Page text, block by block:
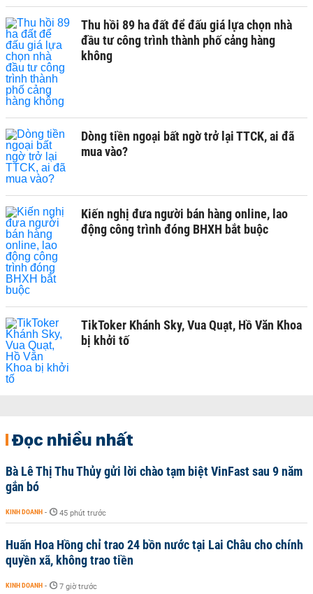
Thu hồi 89 ha đất để đấu giá lựa chọn nhà
đầu tư công trình thành phố cảng hàng
không
Dòng tiền ngoại bất ngờ trở lại TTCK, ai đã
mua vào?
Kiến nghị đưa người bán hàng online, lao
động công trình đóng BHXH bắt buộc
TikToker Khánh Sky, Vua Quạt, Hồ Văn Khoa
bị khởi tố
Đọc nhiều nhất
Bà Lê Thị Thu Thủy gửi lời chào tạm biệt VinFast sau 9 năm
gắn bó
KINH DOANH - 45 phút trước
Huấn Hoa Hồng chỉ trao 24 bồn nước tại Lai Châu cho chính
quyền xã, không trao tiền
KINH DOANH - 7 giờ trước